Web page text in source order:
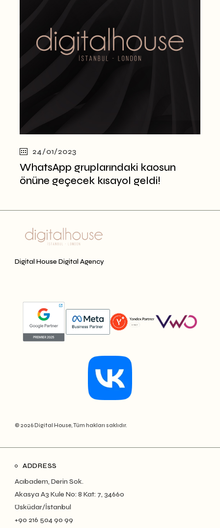
24/01/2023
WhatsApp gruplarındaki kaosun
önüne geçecek kısayol geldi!
Digital House Digital Agency
© 2026 Digital House, Tüm hakları saklıdır.
ADDRESS
Acıbadem, Derin Sok.
Akasya A3 Kule No: 8 Kat: 7, 34660
Üsküdar/İstanbul
+90 216 504 90 99